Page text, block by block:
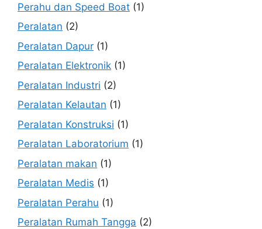
Perahu dan Speed Boat (1)
Peralatan (2)
Peralatan Dapur (1)
Peralatan Elektronik (1)
Peralatan Industri (2)
Peralatan Kelautan (1)
Peralatan Konstruksi (1)
Peralatan Laboratorium (1)
Peralatan makan (1)
Peralatan Medis (1)
Peralatan Perahu (1)
Peralatan Rumah Tangga (2)